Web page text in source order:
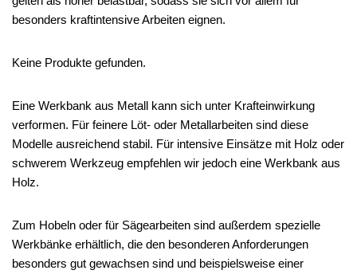
besonders kraftintensive Arbeiten eignen.
Keine Produkte gefunden.
Eine Werkbank aus Metall kann sich unter Krafteinwirkung
verformen. Für feinere Löt- oder Metallarbeiten sind diese
Modelle ausreichend stabil. Für intensive Einsätze mit Holz oder
schwerem Werkzeug empfehlen wir jedoch eine Werkbank aus
Holz.
Zum Hobeln oder für Sägearbeiten sind außerdem spezielle
Werkbänke erhältlich, die den besonderen Anforderungen
besonders gut gewachsen sind und beispielsweise einer